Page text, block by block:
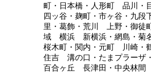
町・日本橋・人形町 品川・
四ッ谷・麹町・市ヶ谷・九
里・葛飾・荒川 上野・御徒
域 横浜 新横浜・網島・菊
桜木町・関内・元町 川崎・
住吉 溝の口・たまプラーザ
百合ヶ丘 長津田・中央林間